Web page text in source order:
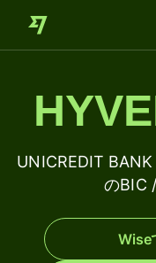
UNICREDIT
のBIC
Wise